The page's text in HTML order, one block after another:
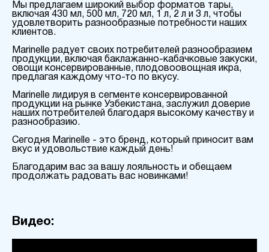
Мы предлагаем широкий выбор форматов тары,
включая 430 мл, 500 мл, 720 мл, 1 л, 2 л и 3 л, чтобы
удовлетворить разнообразные потребности наших
клиентов.
Marinelle радует своих потребителей разнообразием
продукции, включая баклажанно-кабачковые закуски,
овощи консервированные, плодовоовощная икра,
предлагая каждому что-то по вкусу.
Marinelle лидируя в сегменте консервированной
продукции на рынке Узбекистана, заслужил доверие
наших потребителей благодаря высокому качеству и
разнообразию.
Сегодня Marinelle - это бренд, который приносит вам
вкус и удовольствие каждый день!
Благодарим вас за вашу лояльность и обещаем
продолжать радовать вас новинками!
Видео: